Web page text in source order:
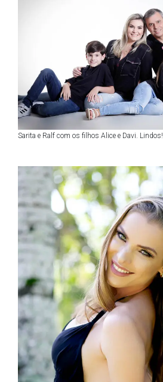
Sarita e Ralf com os filhos Alice e Davi. Lindos!